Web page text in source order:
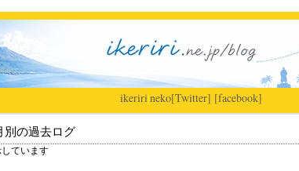
ikeriri|neko[Twitter] [facebook]
の過去ログ
ています